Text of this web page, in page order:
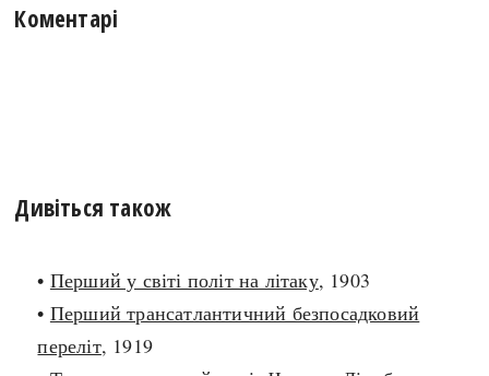
Коментарі
Дивіться також
• Перший у світі політ на літаку, 1903
• Перший трансатлантичний безпосадковий
переліт, 1919